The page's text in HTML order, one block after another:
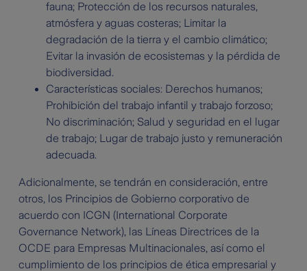
fauna; Protección de los recursos naturales,
atmósfera y aguas costeras; Limitar la
degradación de la tierra y el cambio climático;
Evitar la invasión de ecosistemas y la pérdida de
biodiversidad.
Características sociales: Derechos humanos;
Prohibición del trabajo infantil y trabajo forzoso;
No discriminación; Salud y seguridad en el lugar
de trabajo; Lugar de trabajo justo y remuneración
adecuada.
Adicionalmente, se tendrán en consideración, entre
otros, los Principios de Gobierno corporativo de
acuerdo con ICGN (International Corporate
Governance Network), las Líneas Directrices de la
OCDE para Empresas Multinacionales, así como el
cumplimiento de los principios de ética empresarial y